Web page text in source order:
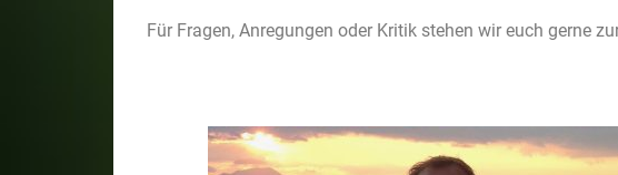
Für Fragen, Anregungen oder Kritik stehen wir euch gerne